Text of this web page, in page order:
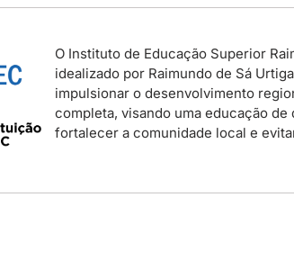
O Instituto de Educação Superior
idealizado por Raimundo de Sá
impulsionar o desenvolvimento
completa, visando uma educação
fortalecer a comunidade local e